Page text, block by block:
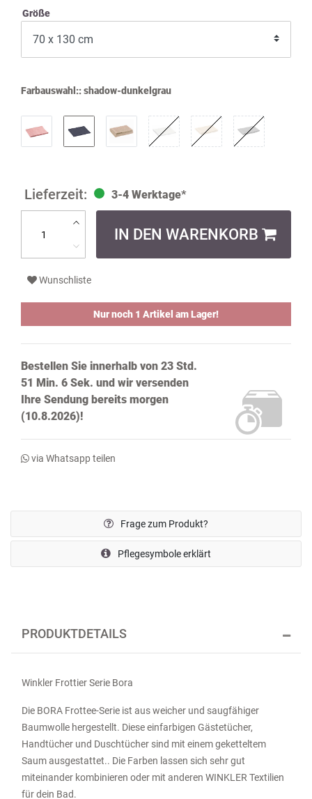
Größe
Farbauswahl::shadow-dunkelgrau
3-4 Werktage*
IN DEN WARENKORB
Wunschliste
Nur noch 1 Artikel am Lager!
Bestellen Sie innerhalb von 23 Std.
51 Min. 6 Sek. und wir versenden
Ihre Sendung bereits morgen
(10.8.2026)!
via Whatsapp teilen
Frage zum Produkt?
Pflegesymbole erklärt
PRODUKTDETAILS
Winkler Frottier Serie Bora
Die BORA Frottee-Serie ist aus weicher und saugfähiger
Baumwolle hergestellt. Diese einfarbigen Gästetücher,
Handtücher und Duschtücher sind mit einem geketteltem
Saum ausgestattet.. Die Farben lassen sich sehr gut
miteinander kombinieren oder mit anderen WINKLER Textilien
für dein Bad.